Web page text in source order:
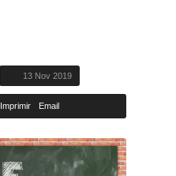
13 Nov 2019
Imprimir Email